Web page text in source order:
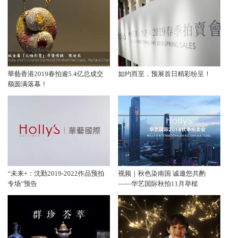
華藝香港2019春拍逾5.4亿总成交
额圆满落幕！
如约而至，预展首日精彩纷呈！
“未来+：沈勤2019-2022作品预拍
专场”预告
视频｜秋色染南国 诚邀您共酌
——华艺国际秋拍11月举槌